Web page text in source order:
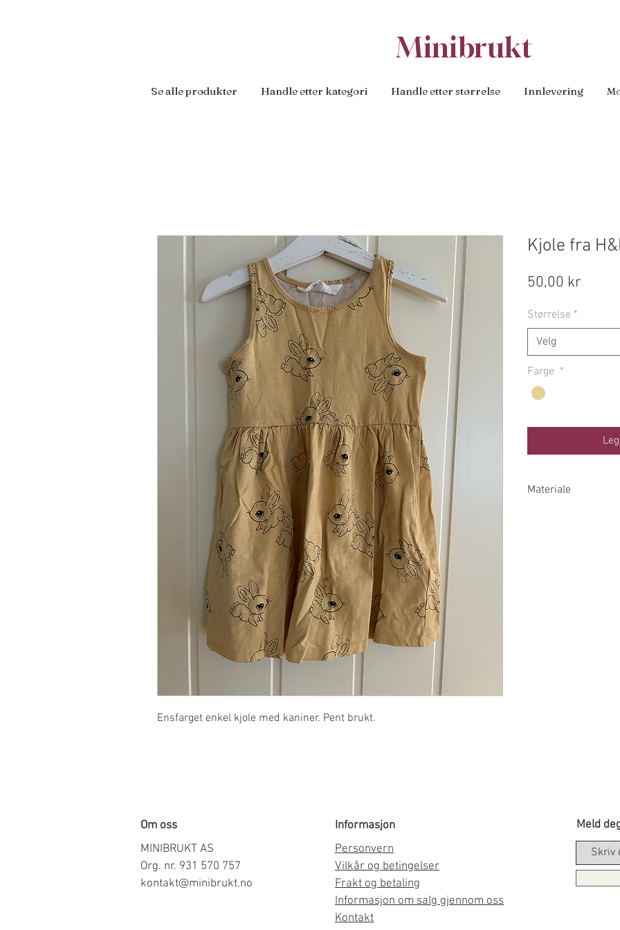
Minibrukt
Se alle produkter Handle etter kategori Handle etter størrelse Innlevering
Ensfarget enkel kjole med kaniner. Pent brukt.
Kjole fra
50,00 kr
Størrelse *
Velg
Farge *
Materiale
Om oss
MINIBRUKT AS
Org. nr. 931 570 757
kontakt@minibrukt.no
Informasjon
Personvern
Vilkår og betingelser
Frakt og betaling
Informasjon om salg gjennom oss
Kontakt
Meld